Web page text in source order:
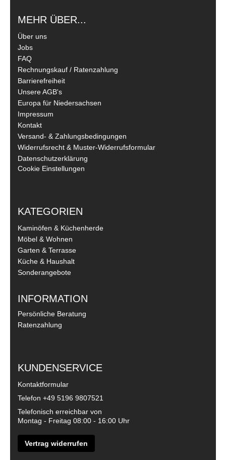
MEHR ÜBER...
Über uns
Jobs
FAQ
Rechnungskauf / Ratenzahlung
Barrierefreiheit
Unsere AGB's
Europa für Niedersachsen
Impressum
Kontakt
Versand- & Zahlungsbedingungen
Widerrufsrecht & Muster-Widerrufsformular
Datenschutzerklärung
Cookie Einstellungen
KATEGORIEN
Kaminöfen & Küchenherde
Möbel & Wohnen
Garten & Terrasse
Küche & Haushalt
Sonderangebote
INFORMATION
Persönliche Beratung
Ratenzahlung
KUNDENSERVICE
Kontaktformular
Telefon +49 5196 9807521
Telefonisch erreichbar von
Montag - Freitag 08:00 - 16:00 Uhr
Vertrag widerrufen